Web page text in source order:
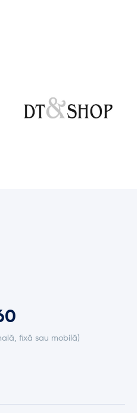
fixă sau mobilă)